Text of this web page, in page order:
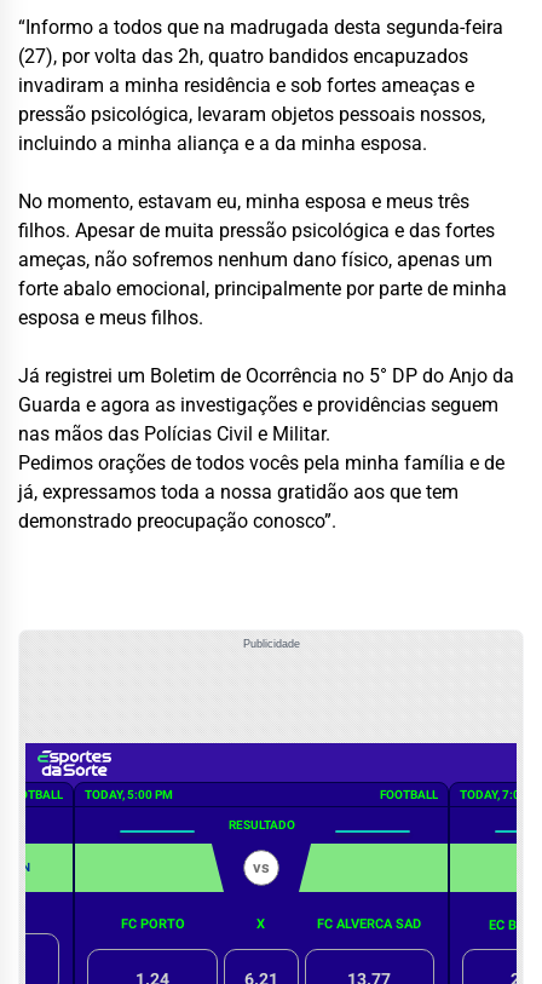
“Informo a todos que na madrugada desta segunda-feira
(27), por volta das 2h, quatro bandidos encapuzados
invadiram a minha residência e sob fortes ameaças e
pressão psicológica, levaram objetos pessoais nossos,
incluindo a minha aliança e a da minha esposa.
No momento, estavam eu, minha esposa e meus três
filhos. Apesar de muita pressão psicológica e das fortes
ameças, não sofremos nenhum dano físico, apenas um
forte abalo emocional, principalmente por parte de minha
esposa e meus filhos.
Já registrei um Boletim de Ocorrência no 5° DP do Anjo da
Guarda e agora as investigações e providências seguem
nas mãos das Polícias Civil e Militar.
Pedimos orações de todos vocês pela minha família e de
já, expressamos toda a nossa gratidão aos que tem
demonstrado preocupação conosco”.
Publicidade